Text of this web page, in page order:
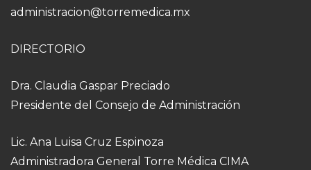
administracion@torremedica.mx
DIRECTORIO
Dra. Claudia Gaspar Preciado
Presidente del Consejo de Administración
Lic. Ana Luisa Cruz Espinoza
Administradora General Torre Médica CIMA